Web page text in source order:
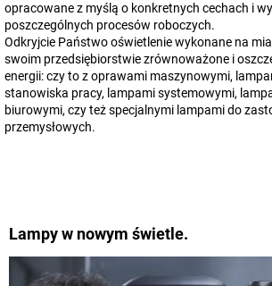
opracowane z myślą o konkretnych cechach i
poszczególnych procesów roboczych.
Odkryjcie Państwo oświetlenie wykonane na
swoim przedsiębiorstwie zrównoważone i
energii: czy to z oprawami maszynowymi,
stanowiska pracy, lampami systemowymi,
biurowymi, czy też specjalnymi lampami do
przemysłowych.
Lampy w nowym świetle.